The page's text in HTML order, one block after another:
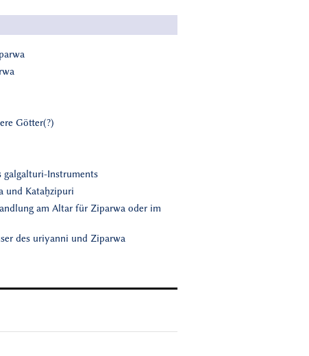
Götter(?)
galgalturi-Instruments
und Kataḫzipuri
am Altar für Ziparwa oder im
des uriyanni und Ziparwa